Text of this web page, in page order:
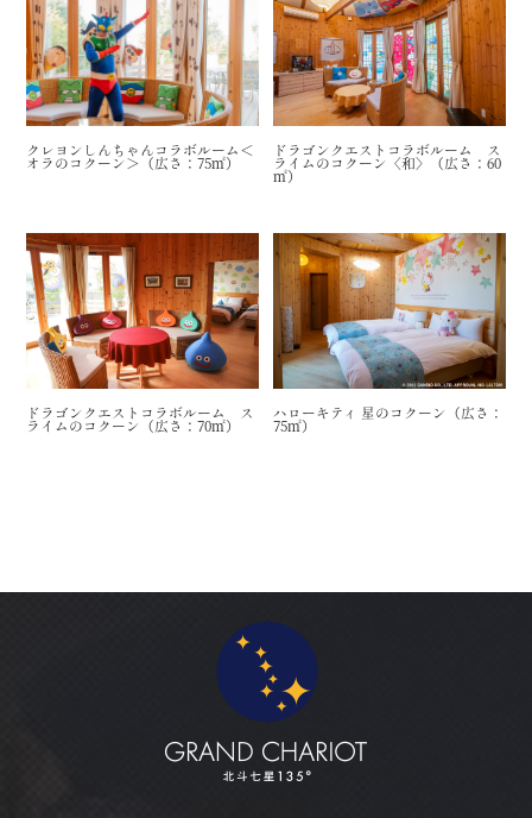
クレヨンしんちゃんコラボルーム＜
オラのコクーン＞（広さ：75㎡）
ドラゴンクエストコラボルーム ス
ライムのコクーン〈和〉（広さ：60
㎡）
ドラゴンクエストコラボルーム ス
ライムのコクーン（広さ：70㎡）
ハローキティ 星のコクーン（広さ：
75㎡）